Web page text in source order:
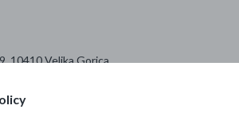
10410 Velika Gorica